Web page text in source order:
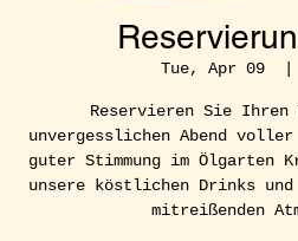
Tue, Apr 09
Reservieren Sie
unvergesslichen Abend
guter Stimmung im Ölgarten
unsere köstlichen Drinks
mitreißenden